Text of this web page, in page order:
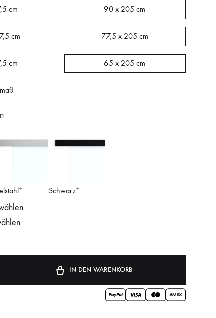
cm 90 x 205 cm
cm 77,5 x 205 cm
cm 65 x 205 cm
Schwarz
IN DEN WARENKORB